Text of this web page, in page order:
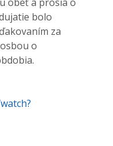
bolo
za
o